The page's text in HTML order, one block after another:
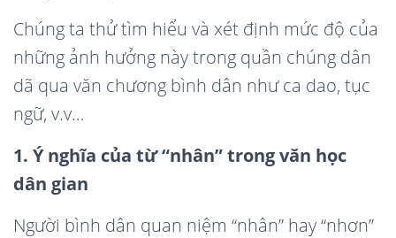
Chúng ta thử tìm hiểu và xét định mức độ của
những ảnh hưởng này trong quần chúng dân
dã qua văn chương bình dân như ca dao, tục
ngữ, v.v…
1. Ý nghĩa của từ “nhân” trong văn học
dân gian
Người bình dân quan niệm “nhân” hay “nhơn”